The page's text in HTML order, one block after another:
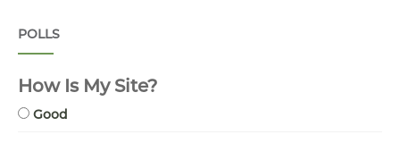
POLLS
How Is My Site?
Good